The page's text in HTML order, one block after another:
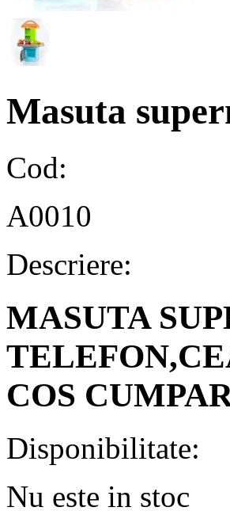
Masuta
Cod:
A0010
Descriere:
MASUTA
COS
Disponibilitate:
Nu este in stoc